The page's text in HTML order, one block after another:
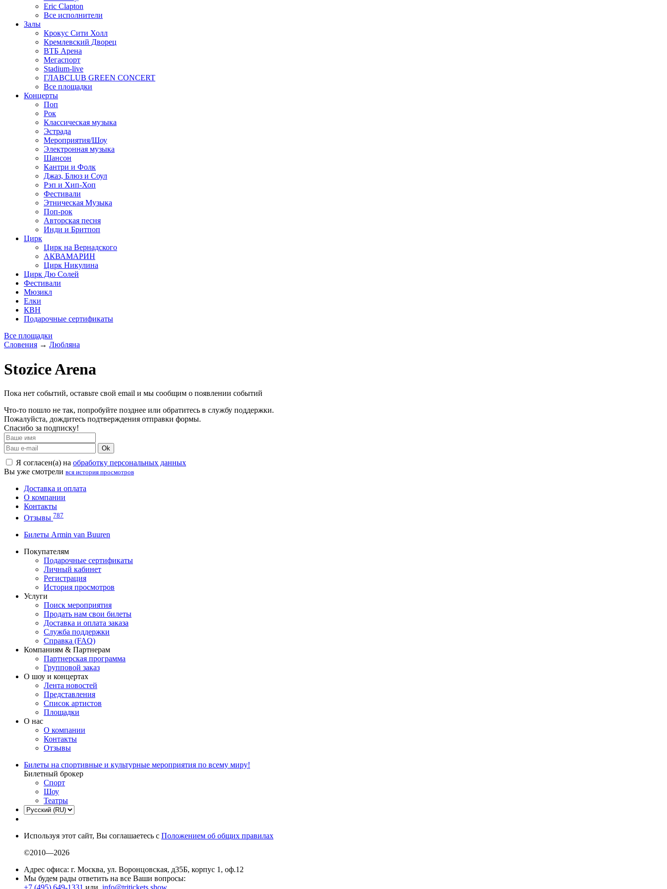
Eric Clapton
Все исполнители
Залы
Крокус Сити Холл
Кремлевский Дворец
ВТБ Арена
Мегаспорт
Stadium-live
ГЛАВCLUB GREEN CONCERT
Все площадки
Концерты
Поп
Рок
Классическая музыка
Эстрада
Мероприятия/Шоу
Электронная музыка
Шансон
Кантри и Фолк
Джаз, Блюз и Соул
Рэп и Хип-Хоп
Фестивали
Этническая Музыка
Поп-рок
Авторская песня
Инди и Бритпоп
Цирк
Цирк на Вернадского
АКВАМАРИН
Цирк Никулина
Цирк Дю Солей
Фестивали
Мюзикл
Елки
КВН
Подарочные сертификаты
Все площадки
Словения → Любляна
Stozice Arena
Пока нет событий, оставьте свой email и мы сообщим о появлении событий
Что-то пошло не так, попробуйте позднее или обратитесь в службу поддержки.
Пожалуйста, дождитесь подтверждения отправки формы.
Спасибо за подписку!
Ok
Я согласен(а) на обработку персональных данных
Вы уже смотрели вся история просмотров
Доставка и оплата
О компании
Контакты
Отзывы 787
Билеты Armin van Buuren
Покупателям
Подарочные сертификаты
Личный кабинет
Регистрация
История просмотров
Услуги
Поиск мероприятия
Продать нам свои билеты
Доставка и оплата заказа
Служба поддержки
Справка (FAQ)
Компаниям & Партнерам
Партнерская программа
Групповой заказ
О шоу и концертах
Лента новостей
Представления
Список артистов
Площадки
О нас
О компании
Контакты
Отзывы
Билеты на спортивные и культурные мероприятия по всему миру!
Билетный брокер
Спорт
Шоу
Театры
Используя этот сайт, Вы соглашаетесь с Положением об общих правилах
©2010—2026
Адрес офиса: г. Москва, ул. Воронцовская, д35Б, корпус 1, оф.12
Мы будем рады ответить на все Ваши вопросы:
+7 (495) 649-1331 или info@tritickets.show